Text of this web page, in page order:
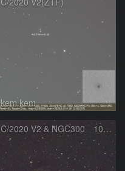
kem.kem
C/2020 V2 & NGC300 10/15